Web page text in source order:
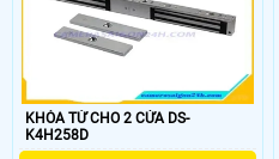
KHÓA TỪ CHO 2 CỬA DS-
K4H258D